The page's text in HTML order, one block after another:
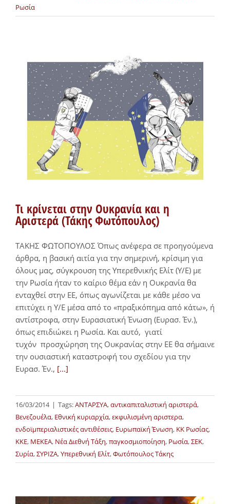
Ρωσία
Τι κρίνεται στην Ουκρανία και η
Αριστερά (Τάκης Φωτόπουλος)
ΤΑΚΗΣ ΦΩΤΟΠΟΥΛΟΣ Όπως ανέφερα σε προηγούμενα
άρθρα, η βασική αιτία για την σημερινή, κρίσιμη για
όλους μας, σύγκρουση της Υπερεθνικής Ελίτ (Υ/Ε) με
την Ρωσία ήταν το καίριο θέμα εάν η Ουκρανία θα
ενταχθεί στην ΕΕ, όπως αγωνίζεται με κάθε μέσο να
επιτύχει η Υ/Ε μέσα από το «πραξικόπημα από κάτω», ή
αντίστροφα, στην Ευρασιατική Ένωση (Ευρασ. Έν.),
όπως επιδιώκει η Ρωσία. Και αυτό, γιατί
τυχόν προσχώρηση της Ουκρανίας στην ΕΕ θα σήμαινε
την ουσιαστική καταστροφή του σχεδίου για την
Ευρασ. Έν., [...]
16/03/2014 | Tags:ΑΝΤΑΡΣΥΑ,αντικαπιταλιστική αριστερά,
Βενεζουέλα, Εθνική κυριαρχία,εκφυλισμένη αριστερα,
ενδοϊμπεριαλιστικές αντιθέσεις, Ευρωπαϊκή Ένωση, ΚΚ Ρωσίας,
ΚΚΕ, ΜΕΚΕΑ, Νέα Διεθνή Τάξη,παγκοσμιοποίηση, Ρωσία,ΣΕΚ,
Συρία,ΣΥΡΙΖΑ,Υπερεθνική Ελίτ,Φωτόπουλος Τάκης